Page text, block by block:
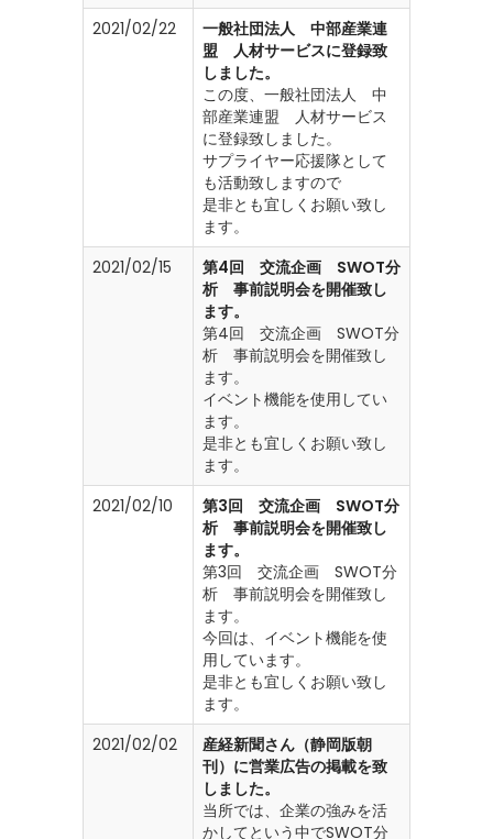
2021/02/22
一般社団法人 中部産業連
盟 人材サービスに登録致
しました。
この度、一般社団法人 中
部産業連盟 人材サービス
に登録致しました。
サプライヤー応援隊として
も活動致しますので
是非とも宜しくお願い致し
ます。
2021/02/15
第4回 交流企画 SWOT分
析 事前説明会を開催致し
ます。
第4回 交流企画 SWOT分
析 事前説明会を開催致し
ます。
イベント機能を使用してい
ます。
是非とも宜しくお願い致し
ます。
2021/02/10
第3回 交流企画 SWOT分
析 事前説明会を開催致し
ます。
第3回 交流企画 SWOT分
析 事前説明会を開催致し
ます。
今回は、イベント機能を使
用しています。
是非とも宜しくお願い致し
ます。
2021/02/02
産経新聞さん（静岡版朝
刊）に営業広告の掲載を致
しました。
当所では、企業の強みを活
かしてという中でSWOT分